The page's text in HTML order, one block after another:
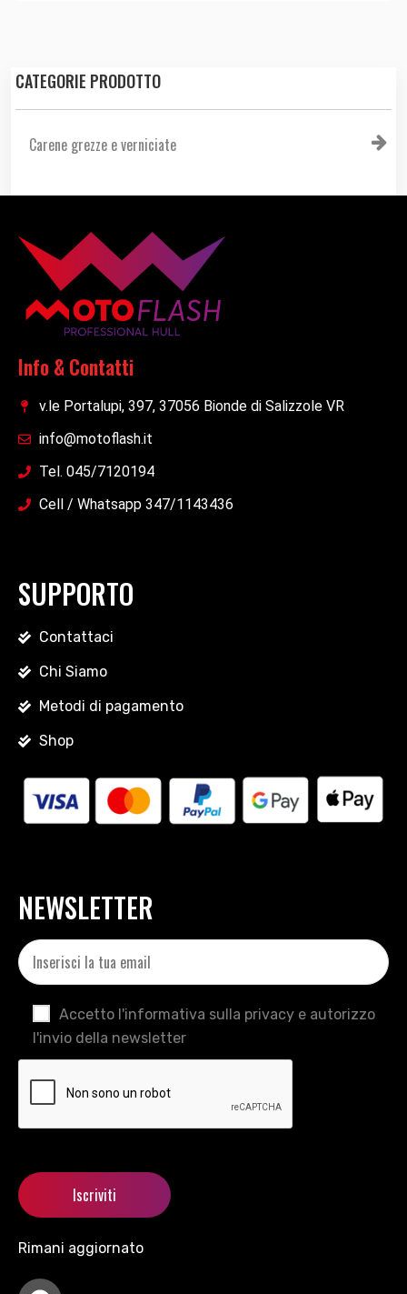
CATEGORIE PRODOTTO
Carene grezze e verniciate
Info & Contatti
v.le Portalupi, 397, 37056 Bionde di Salizzole VR
info@motoflash.it
Tel. 045/7120194
Cell / Whatsapp 347/1143436
SUPPORTO
Contattaci
Chi Siamo
Metodi di pagamento
Shop
NEWSLETTER
Accetto l'informativa sulla privacy e autorizzo
l'invio della newsletter
Rimani aggiornato